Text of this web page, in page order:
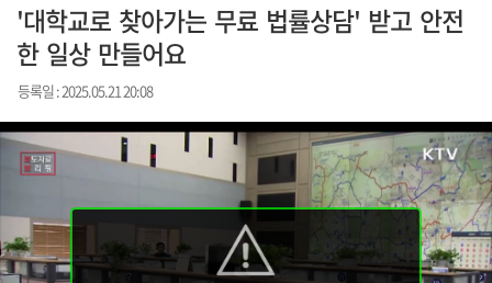
'대학교로 찾아가는 무료 법률상담' 받고 안전
한 일상 만들어요
등록일 : 2025.05.21 20:08